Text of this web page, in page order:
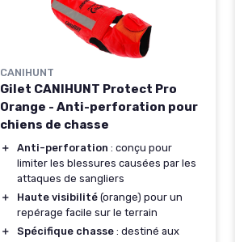
CANIHUNT
Gilet CANIHUNT Protect Pro
Orange - Anti-perforation pour
chiens de chasse
＋ Anti-perforation : conçu pour
limiter les blessures causées par les
attaques de sangliers
＋
Haute visibilité (orange) pour un
repérage facile sur le terrain
＋
Spécifique chasse : destiné aux